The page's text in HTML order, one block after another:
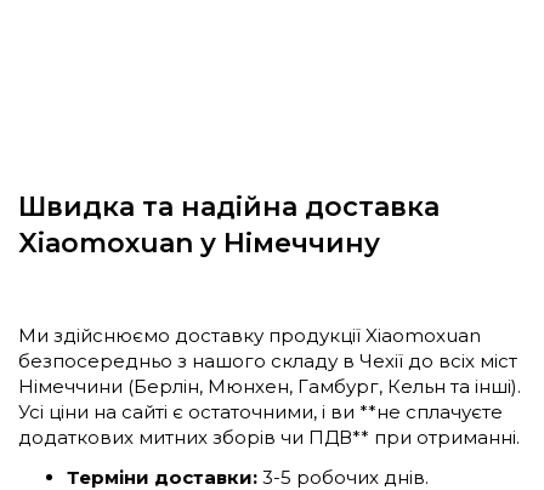
Швидка та надійна доставка
Xiaomoxuan у Німеччину
Ми здійснюємо доставку продукції Xiaomoxuan
безпосередньо з нашого складу в Чехії до всіх міст
Німеччини (Берлін, Мюнхен, Гамбург, Кельн та інші).
Усі ціни на сайті є остаточними, і ви **не сплачуєте
додаткових митних зборів чи ПДВ** при отриманні.
Терміни доставки: 3-5 робочих днів.